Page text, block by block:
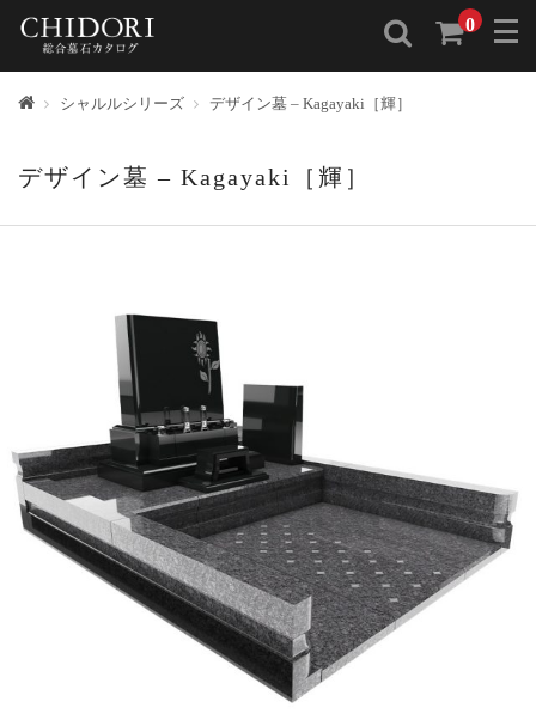
0
トップシャルルシリーズ デザイン墓 – Kagayaki［輝］
デザイン墓 – Kagayaki［輝］